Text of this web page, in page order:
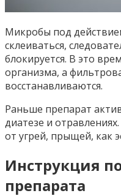
Микробы под
склеиваться,
блокируется. В это
организма, а
восстанавливаются.
Раньше препарат
диатезе и
от угрей, прыщей, как
Инструкция
препарата